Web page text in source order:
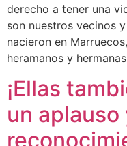
derecho a tener una
son nuestros vecinos
nacieron en
heramanos y
¡Ellas
un aplauso